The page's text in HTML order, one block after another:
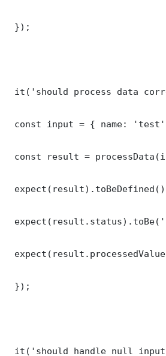
});
it('should process data
const input = { name:
const result =
});
it('should handle null